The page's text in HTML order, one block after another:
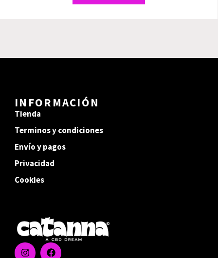
INFORMACIÓN
Tienda
Terminos y condiciones
Envío y pagos
Privacidad
Cookies